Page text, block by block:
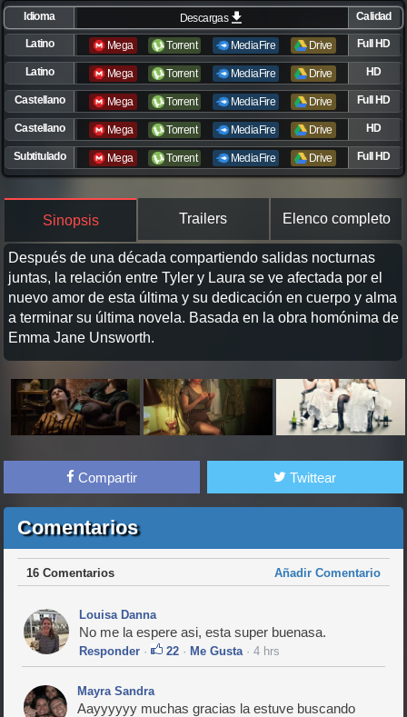
Miedo, Romance, Suspenso, Thriller,
Western. Peliculas online en HD,
1080px, 720px , y siempre estamos al
día con los mejores estrenos a nivel
mundial. Pasala bien viendo Animals
completa online.
Idioma Descargas Calidad
Latino Mega Torrent MediaFire Drive Full HD
Latino Mega Torrent MediaFire Drive HD
Castellano Mega Torrent MediaFire Drive Full HD
Castellano Mega Torrent MediaFire Drive HD
Subtitulado Mega Torrent MediaFire Drive Full HD
Sinopsis Trailers Elenco completo
Después de una década compartiendo salidas nocturnas
juntas, la relación entre Tyler y Laura se ve afectada por el
nuevo amor de esta última y su dedicación en cuerpo y alma
a terminar su última novela. Basada en la obra homónima de
Emma Jane Unsworth.
Compartir Twittear
Comentarios
16 Comentarios Añadir Comentario
Louisa Danna
No me la espere asi, esta super buenasa.
Responder · 22 · Me Gusta · 4 hrs
Mayra Sandra
Aayyyyyy muchas gracias la estuve buscando